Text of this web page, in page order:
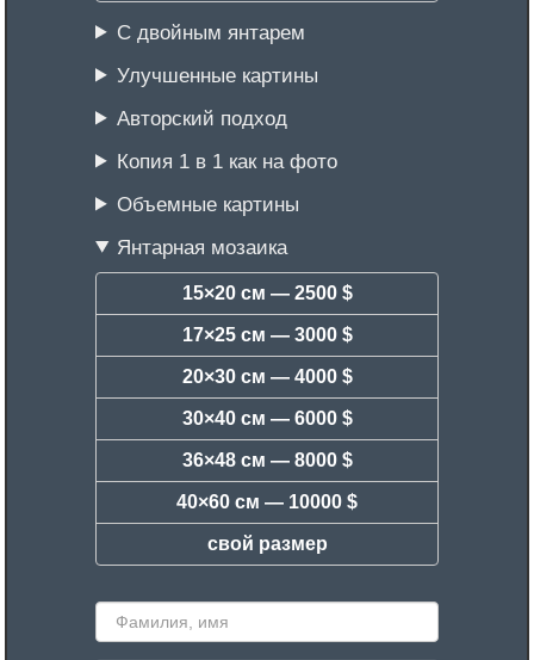
С двойным янтарем
Улучшенные картины
Авторский подход
Копия 1 в 1 как на фото
Объемные картины
Янтарная мозаика
15×20 см — 2500 $
17×25 см — 3000 $
20×30 см — 4000 $
30×40 см — 6000 $
36×48 см — 8000 $
40×60 см — 10000 $
свой размер